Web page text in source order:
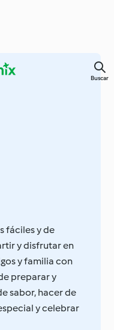
Buscar
fáciles y de
y disfrutar en
y familia con
preparar y
sabor, hacer de
y celebrar